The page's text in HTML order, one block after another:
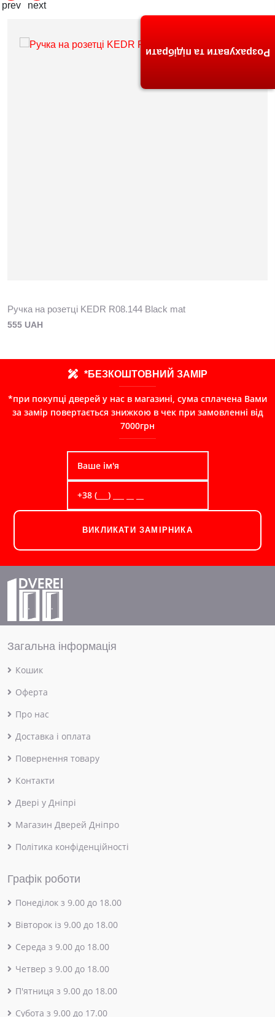
Ручка на розетці KEDR R08.144 Black mat
555 UAH
*БЕЗКОШТОВНИЙ ЗАМІР
*при покупці дверей у нас в магазині, сума сплачена Вами
за замір повертається знижкою в чек при замовленні від
7000грн
ВИКЛИКАТИ ЗАМІРНИКА
Загальна інформація
Кошик
Оферта
Про нас
Доставка і оплата
Повернення товару
Контакти
Двері у Дніпрі
Магазин Дверей Дніпро
Політика конфіденційності
Графік роботи
Понеділок з 9.00 до 18.00
Вівторок із 9.00 до 18.00
Середа з 9.00 до 18.00
Четвер з 9.00 до 18.00
П'ятниця з 9.00 до 18.00
Субота з 9.00 до 17.00
Розрахувати та підібрати